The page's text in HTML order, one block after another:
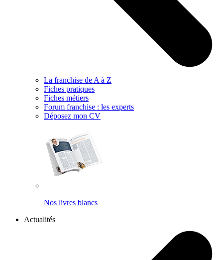
La franchise de A à Z
Fiches pratiques
Fiches métiers
Forum franchise : les experts
Déposez mon CV
Nos livres blancs
Actualités